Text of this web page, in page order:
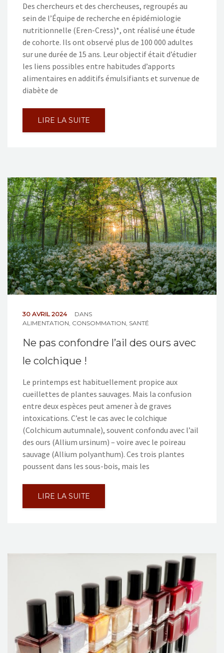
Des chercheurs et des chercheuses, regroupés au
sein de l’Équipe de recherche en épidémiologie
nutritionnelle (Eren-Cress)*, ont réalisé une étude
de cohorte. Ils ont observé plus de 100 000 adultes
sur une durée de 15 ans. Leur objectif était d’étudier
les liens possibles entre habitudes d’apports
alimentaires en additifs émulsifiants et survenue de
diabète de
LIRE LA SUITE
30 AVRIL 2024
DANS
ALIMENTATION, CONSOMMATION, SANTÉ
Ne pas confondre l’ail des ours avec
le colchique !
Le printemps est habituellement propice aux
cueillettes de plantes sauvages. Mais la confusion
entre deux espèces peut amener à de graves
intoxications. C’est le cas avec le colchique
(Colchicum autumnale), souvent confondu avec l’ail
des ours (Allium ursinum) – voire avec le poireau
sauvage (Allium polyanthum). Ces trois plantes
poussent dans les sous-bois, mais les
LIRE LA SUITE